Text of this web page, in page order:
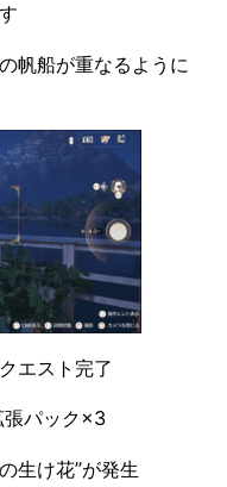
帆船が重なるように
エスト完了
張パック×3
生け花”が発生